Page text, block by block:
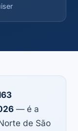
— é a
de São